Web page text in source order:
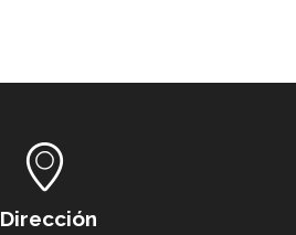
Dirección